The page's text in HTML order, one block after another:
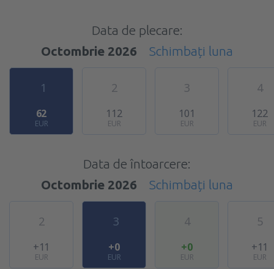
Data de plecare:
Octombrie 2026
Schimbați luna
1
62
EUR
2
112
EUR
3
101
EUR
4
122
EUR
Data de întoarcere:
Octombrie 2026
Schimbați luna
2
+11
EUR
3
+0
EUR
4
+0
EUR
5
+11
EUR